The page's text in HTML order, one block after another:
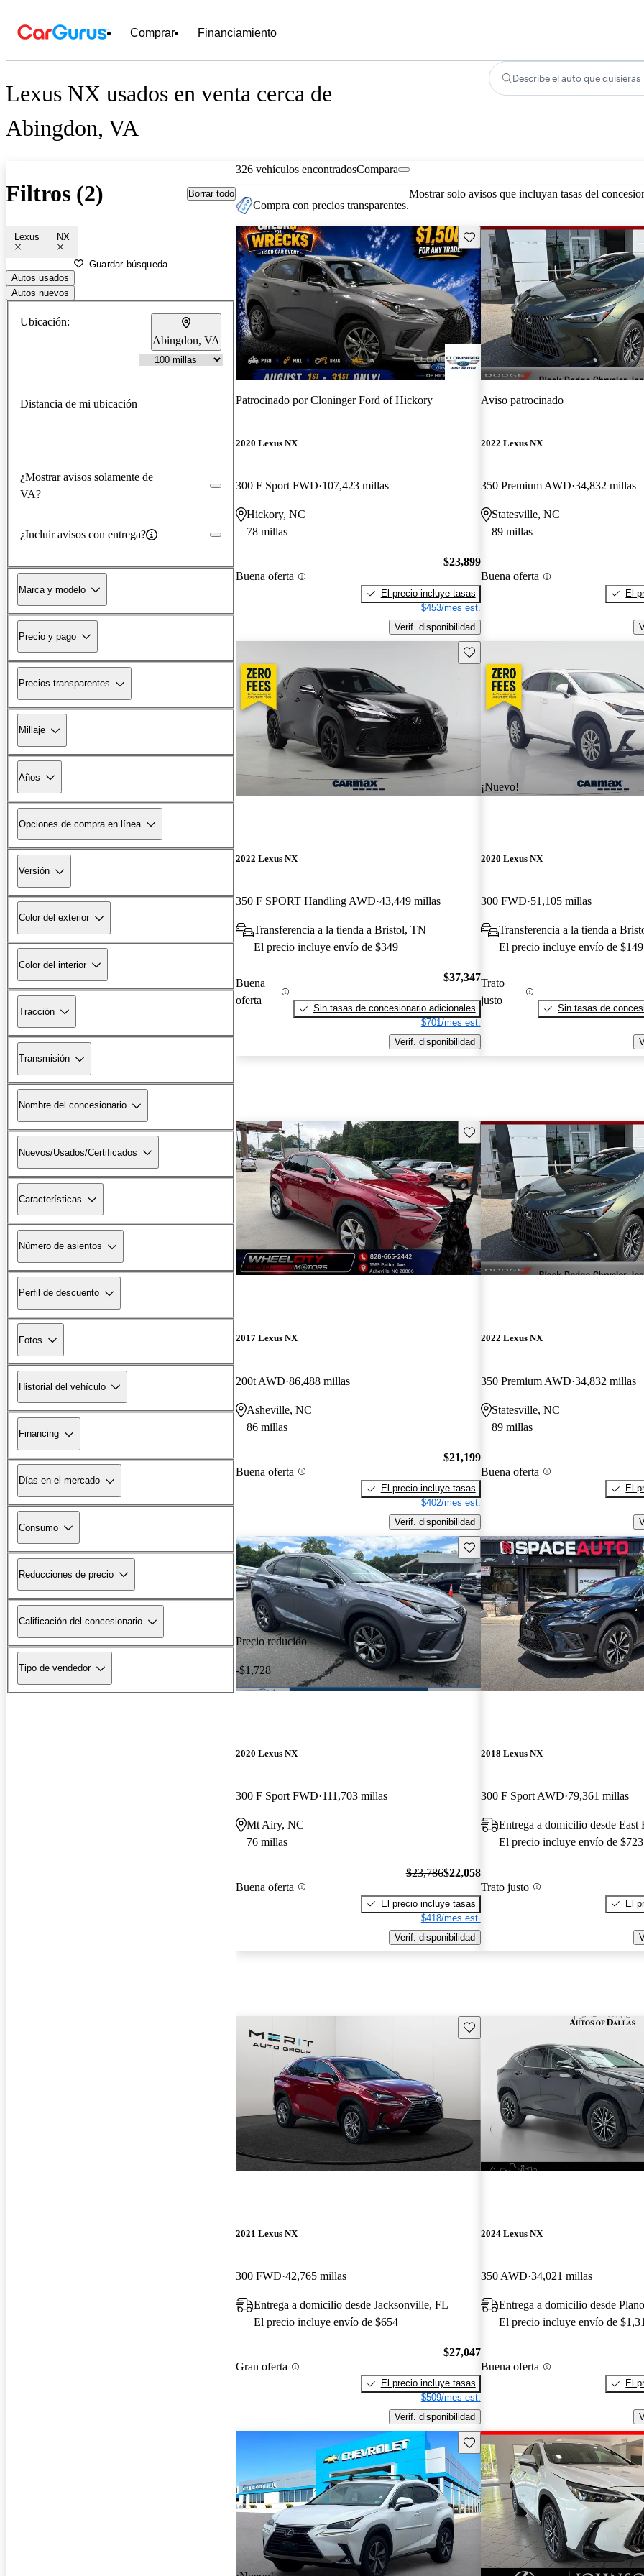
Comprar Financiamiento
Lexus NX usados en venta cerca de
Abingdon, VA
Describe el auto que quisieras
Filtros (2) Borrar todo
Lexus NX
Guardar búsqueda
Autos usados
Autos nuevos
Ubicación:
Abingdon, VA
Distancia de mi ubicación
¿Mostrar avisos solamente de
VA?
¿Incluir avisos con entrega?
Marca y modelo
Precio y pago
Precios transparentes
Millaje
Años
Opciones de compra en línea
Versión
Color del exterior
Color del interior
Tracción
Transmisión
Nombre del concesionario
Nuevos/Usados/Certificados
Características
Número de asientos
Perfil de descuento
Fotos
Historial del vehículo
Financing
Días en el mercado
Consumo
Reducciones de precio
Calificación del concesionario
Tipo de vendedor
326 vehículos encontradosCompara
Compra con precios transparentes.
Mostrar solo avisos que incluyan tasas del
Guarda este Aviso
Patrocinado porCloninger Ford of Hickory
2020 Lexus NX
300 F Sport FWD 107,423 millas
Hickory, NC
78 millas
Buena oferta
$23,899
El precio incluye tasas
$453/mes est.
Verif. disponibilidad
Aviso patrocinado
2022 Lexus NX
350 Premium AWD 34,832 millas
Statesville, NC
89 millas
Buena oferta
El
Guarda este Aviso
2022 Lexus NX
350 F SPORT Handling AWD 43,449 millas
Transferencia a la tienda a Bristol, TN
El precio incluye envío de $349
Buena
oferta
$37,347
Sin tasas de concesionario adicionales
$701/mes est.
Verif. disponibilidad
¡Nuevo!
2020 Lexus NX
300 FWD 51,105 millas
Transferencia a la tienda a
El precio incluye envío de $149
Trato
justo
Sin tasas de
¡Nuevo!
Guarda este Aviso
2017 Lexus NX
200t AWD 86,488 millas
Asheville, NC
86 millas
Buena oferta
$21,199
El precio incluye tasas
$402/mes est.
Verif. disponibilidad
2022 Lexus NX
350 Premium AWD 34,832 millas
Statesville, NC
89 millas
Buena oferta
El
Precio reducido
-$1,728
Guarda este Aviso
2020 Lexus NX
300 F Sport FWD 111,703 millas
Mt Airy, NC
76 millas
Buena oferta
$23,786$22,058
El precio incluye tasas
$418/mes est.
Verif. disponibilidad
2018 Lexus NX
300 F Sport AWD 79,361 millas
Entrega a domicilio desde
El precio incluye envío de $723
Trato justo
El
Guarda este Aviso
2021 Lexus NX
300 FWD 42,765 millas
Entrega a domicilio desde Jacksonville, FL
El precio incluye envío de $654
Gran oferta
$27,047
El precio incluye tasas
$509/mes est.
Verif. disponibilidad
2024 Lexus NX
350 AWD 34,021 millas
Entrega a domicilio desde
El precio incluye envío de
Buena oferta
El
Guarda este Aviso